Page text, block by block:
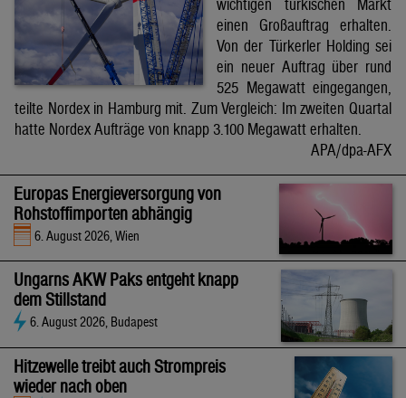
wichtigen türkischen Markt
einen Großauftrag erhalten.
Von der Türkerler Holding sei
ein neuer Auftrag über rund
525 Megawatt eingegangen,
teilte Nordex in Hamburg mit. Zum Vergleich: Im zweiten Quartal
hatte Nordex Aufträge von knapp 3.100 Megawatt erhalten.
APA/dpa-AFX
Europas Energieversorgung von
Rohstoffimporten abhängig
6. August 2026, Wien
Ungarns AKW Paks entgeht knapp
dem Stillstand
6. August 2026, Budapest
Hitzewelle treibt auch Strompreis
wieder nach oben